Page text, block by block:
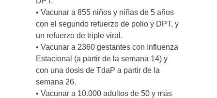
• Vacunar a 855 niños y niñas de 5 años
con el segundo refuerzo de polio y DPT, y
un refuerzo de triple viral.
• Vacunar a 2360 gestantes con Influenza
Estacional (a partir de la semana 14) y
con una dosis de TdaP a partir de la
semana 26.
• Vacunar a 10.000 adultos de 50 y más